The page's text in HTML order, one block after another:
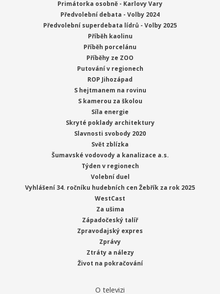
Primátorka osobně - Karlovy Vary
Předvolební debata - Volby 2024
Předvolební superdebata lídrů - Volby 2025
Příběh kaolinu
Příběh porcelánu
Příběhy ze ZOO
Putování v regionech
ROP Jihozápad
S hejtmanem na rovinu
S kamerou za školou
Síla energie
Skryté poklady architektury
Slavnosti svobody 2020
Svět zblízka
Šumavské vodovody a kanalizace a.s.
Týden v regionech
Volební duel
Vyhlášení 34. ročníku hudebních cen Žebřík za rok 2025
WestCast
Za ušima
Západočeský talíř
Zpravodajský expres
Zprávy
Ztráty a nálezy
Život na pokračování
O televizi